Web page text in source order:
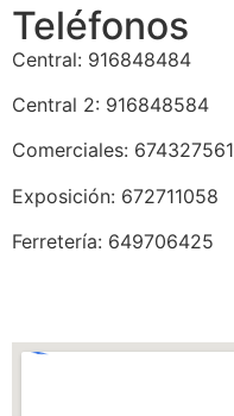
Teléfonos
Central: 916848484
Central 2: 916848584
Comerciales: 674327561
Exposición: 672711058
Ferretería: 649706425